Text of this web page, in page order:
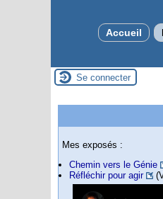
Accueil
Se connecter
Mes exposés :
Chemin vers le Génie
Réfléchir pour agir